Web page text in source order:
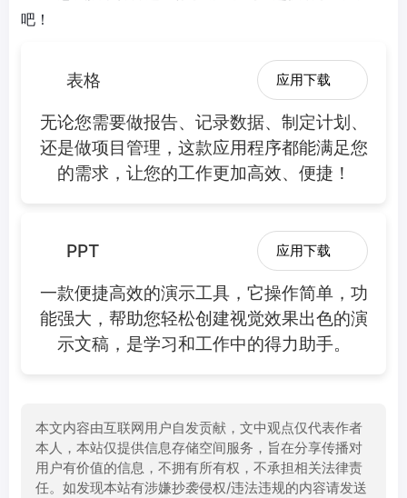
吧！
表格 应用下载
无论您需要做报告、记录数据、制定计划、
还是做项目管理，这款应用程序都能满足您
的需求，让您的工作更加高效、便捷！
PPT 应用下载
一款便捷高效的演示工具，它操作简单，功
能强大，帮助您轻松创建视觉效果出色的演
示文稿，是学习和工作中的得力助手。
本文内容由互联网用户自发贡献，文中观点仅代表作者
本人，本站仅提供信息存储空间服务，旨在分享传播对
用户有价值的信息，不拥有所有权，不承担相关法律责
任。如发现本站有涉嫌抄袭侵权/违法违规的内容请发送